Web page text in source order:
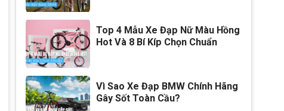
Top 4 Mẫu Xe Đạp Nữ Màu Hồng
Hot Và 8 Bí Kíp Chọn Chuẩn
Vì Sao Xe Đạp BMW Chính Hãng
Gây Sốt Toàn Cầu?